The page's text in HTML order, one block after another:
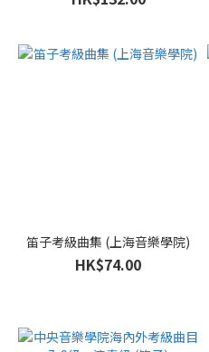
笛子考級曲集 (上海音樂學院)
HK$74.00